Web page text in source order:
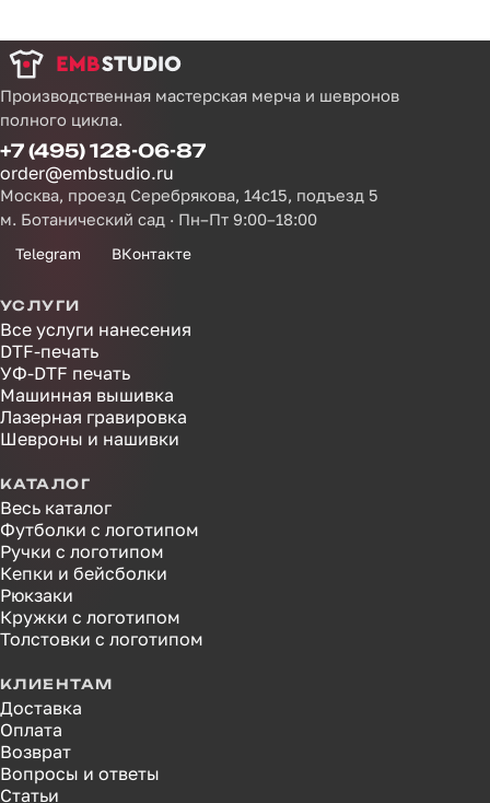
Производственная мастерская мерча и шевронов
полного цикла.
+7 (495) 128-06-87
order@embstudio.ru
Москва, проезд Серебрякова, 14с15, подъезд 5
м. Ботанический сад · Пн–Пт 9:00–18:00
Telegram ВКонтакте
УСЛУГИ
Все услуги нанесения
DTF-печать
УФ-DTF печать
Машинная вышивка
Лазерная гравировка
Шевроны и нашивки
КАТАЛОГ
Весь каталог
Футболки с логотипом
Ручки с логотипом
Кепки и бейсболки
Рюкзаки
Кружки с логотипом
Толстовки с логотипом
КЛИЕНТАМ
Доставка
Оплата
Возврат
Вопросы и ответы
Статьи